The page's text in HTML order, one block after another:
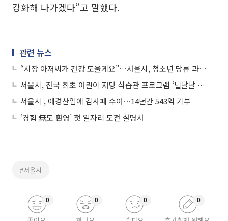
강화해 나가겠다”고 말했다.
관련 뉴스
“시장 아저씨가 건강 도울게요”…서울시, 청소년 당류 과잉 섭취 방지 나섰다
서울시, 전국 최초 어린이 저당 식습관 프로그램 ‘덜달달 원정대’ 출범
서울시 , 애경산업에 감사패 수여⋯14년간 543억 기부
‘경험 無도 환영’ 첫 일자리 도전 설명서
#서울시
0 0 0 0